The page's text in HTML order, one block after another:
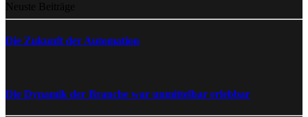
Neuste Beiträge
Die Zukunft der Automation
Die Dynamik der Branche war unmittelbar erlebbar